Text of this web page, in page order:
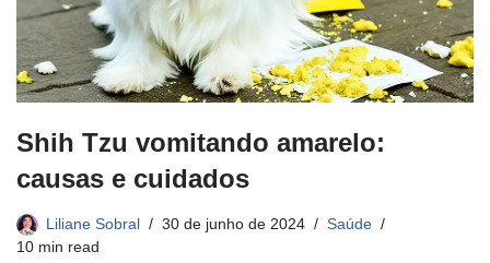
Shih Tzu vomitando amarelo:
causas e cuidados
Liliane Sobral 30 de junho de 2024
Saúde
10 min read